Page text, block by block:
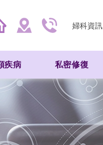
婦科資訊
疾病 私密修復